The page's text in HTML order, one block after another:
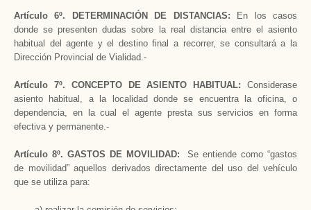
Artículo 6º. DETERMINACIÓN DE DISTANCIAS: En los casos
donde se presenten dudas sobre la real distancia entre el asiento
habitual del agente y el destino final a recorrer, se consultará a la
Dirección Provincial de Vialidad.-
Artículo 7º. CONCEPTO DE ASIENTO HABITUAL: Considerase
asiento habitual, a la localidad donde se encuentra la oficina, o
dependencia, en la cual el agente presta sus servicios en forma
efectiva y permanente.-
Artículo 8º. GASTOS DE MOVILIDAD:Se entiende como “gastos
de movilidad” aquellos derivados directamente del uso del vehículo
que se utiliza para: